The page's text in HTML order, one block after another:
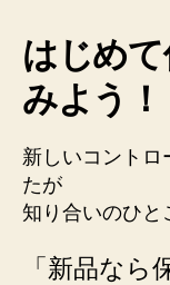
はじめ
みよう！
新しいコントロ
たが
知り合いのひと
「新品なら